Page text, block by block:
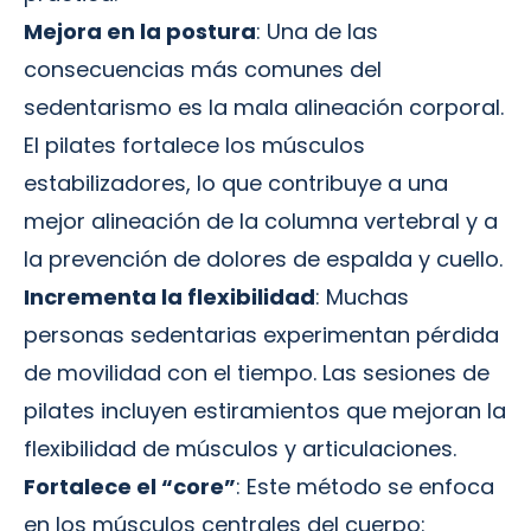
Mejora en la postura: Una de las
consecuencias más comunes del
sedentarismo es la mala alineación corporal.
El pilates fortalece los músculos
estabilizadores, lo que contribuye a una
mejor alineación de la columna vertebral y a
la prevención de dolores de espalda y cuello.
Incrementa la flexibilidad: Muchas
personas sedentarias experimentan pérdida
de movilidad con el tiempo. Las sesiones de
pilates incluyen estiramientos que mejoran la
flexibilidad de músculos y articulaciones.
Fortalece el “core”: Este método se enfoca
en los músculos centrales del cuerpo: